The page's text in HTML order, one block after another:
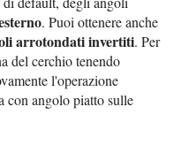
. Puoi ottenere anche
arrotondati invertiti. Per
del cerchio tenendo
l'operazione
con angolo piatto sulle